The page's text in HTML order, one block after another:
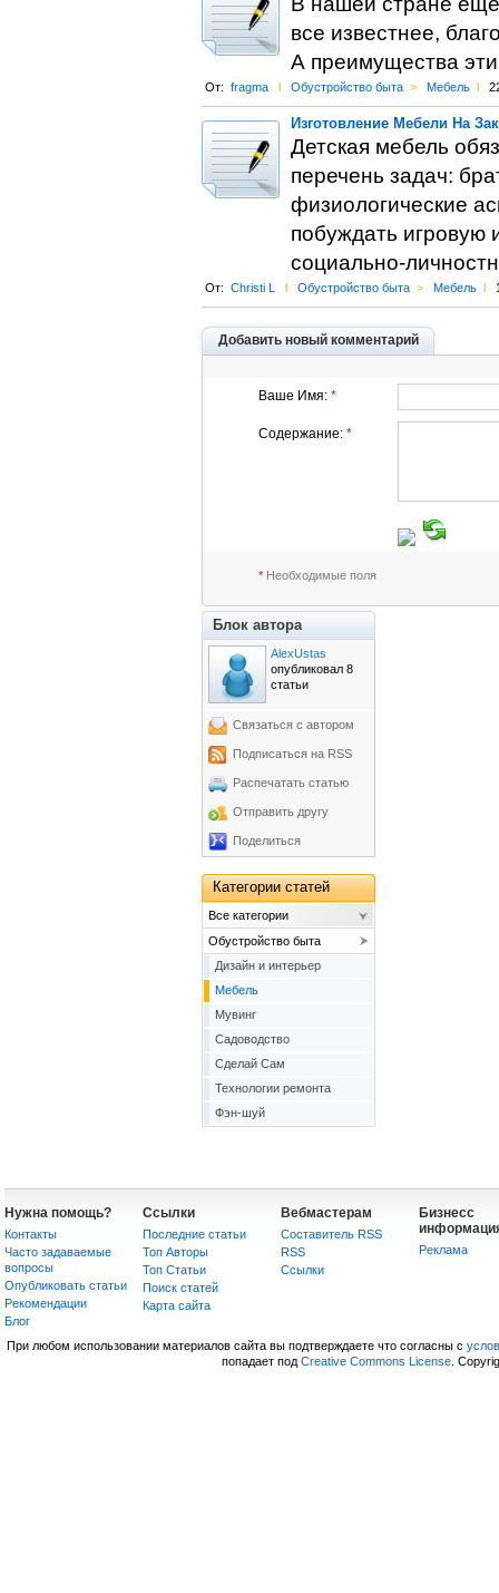
все известнее,
А преимущества
От: fragma l Обустройство быта > Мебель l
Изготовление Мебели На
Детская мебель
перечень задач:
физиологические
побуждать игровую
социально-
От: Christi L l Обустройство быта > Мебель l
Добавить новый комментарий
Ваше Имя: *
Содержание: *
*Необходимые поля
Блок автора
AlexUstas
опубликовал 8
статьи
Связаться с автором
Подписаться на RSS
Распечатать статью
Отправить другу
Поделиться
Категории статей
Все категории
Обустройство быта
Дизайн и интерьер
Мебель
Мувинг
Садоводство
Сделай Сам
Технологии ремонта
Фэн-шуй
Нужна помощь?
Контакты
Часто задаваемые
вопросы
Опубликовать статьи
Рекомендации
Блог
Ссылки
Последние статьи
Топ Авторы
Топ Статьи
Поиск статей
Карта сайта
Вебмастерам
Составитель RSS
RSS
Сcылки
Бизнесс
Реклама
При любом использовании материалов сайта вы подтверждаете что согласны с
попадает под Creative Commons License .